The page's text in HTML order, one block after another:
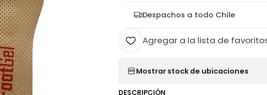
Despachos a todo Chile
Agregar a la lista de
Mostrar stock de ubicaciones
DESCRIPCIÓN